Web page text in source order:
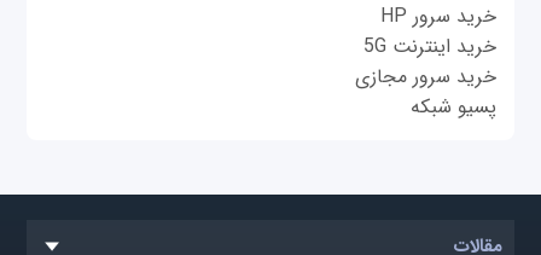
خرید سرور HP
خرید اینترنت 5G
خرید سرور مجازی
پسیو شبکه
مقالات